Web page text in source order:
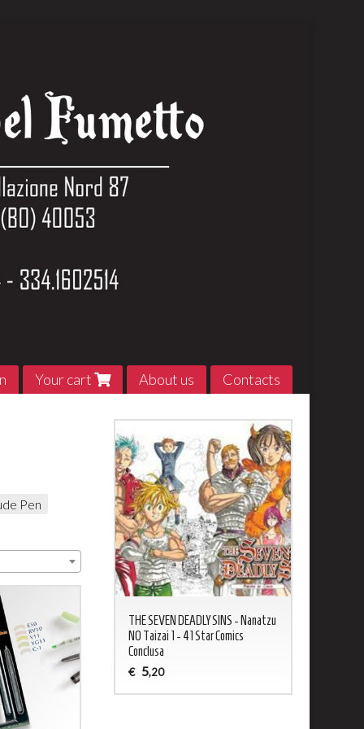
Your cart About us Contacts
Pen
NEVERLAND 1 - 20
THE SEVEN DEADLY SINS - Nanatzu
NO Taizai 1 - 41 Star Comics
Conclusa
€ 5,20